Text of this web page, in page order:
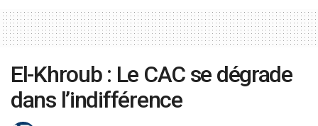
El-Khroub : Le CAC se dégrade
dans l’indifférence